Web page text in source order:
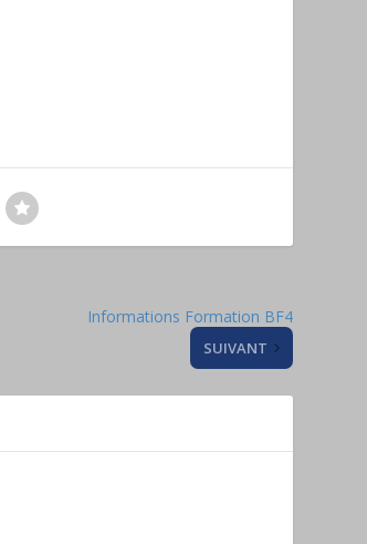
Informations Formation BF4
SUIVANT